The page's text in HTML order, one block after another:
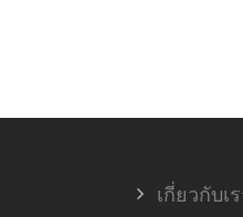
เกี่ยวกับเ